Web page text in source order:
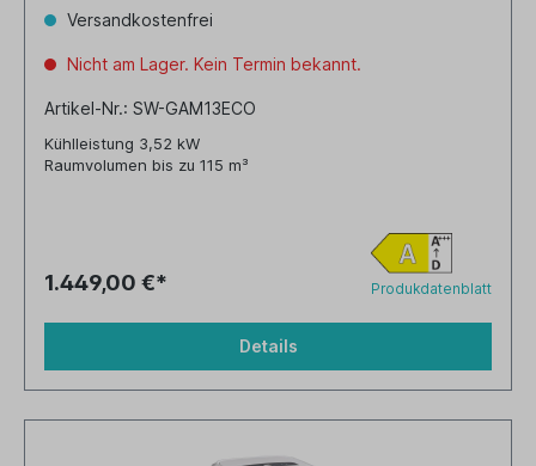
Versandkostenfrei
Nicht am Lager. Kein Termin bekannt.
Artikel-Nr.: SW-GAM13ECO
Kühlleistung 3,52 kW
Raumvolumen bis zu 115 m³
1.449,00 €* Produkdatenblatt
Details